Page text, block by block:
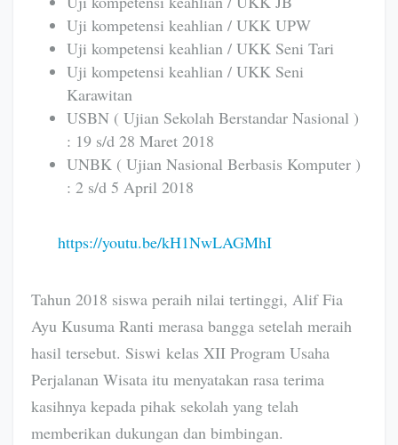
Uji kompetensi keahlian / UKK UPW
Uji kompetensi keahlian / UKK Seni Tari
Uji kompetensi keahlian / UKK Seni
Karawitan
USBN ( Ujian Sekolah Berstandar Nasional )
: 19 s/d 28 Maret 2018
UNBK ( Ujian Nasional Berbasis Komputer )
: 2 s/d 5 April 2018
https://youtu.be/kH1NwLAGMhI
Tahun 2018 siswa peraih nilai tertinggi, Alif Fia
Ayu Kusuma Ranti merasa bangga setelah meraih
hasil tersebut. Siswi kelas XII Program Usaha
Perjalanan Wisata itu menyatakan rasa terima
kasihnya kepada pihak sekolah yang telah
memberikan dukungan dan bimbingan.